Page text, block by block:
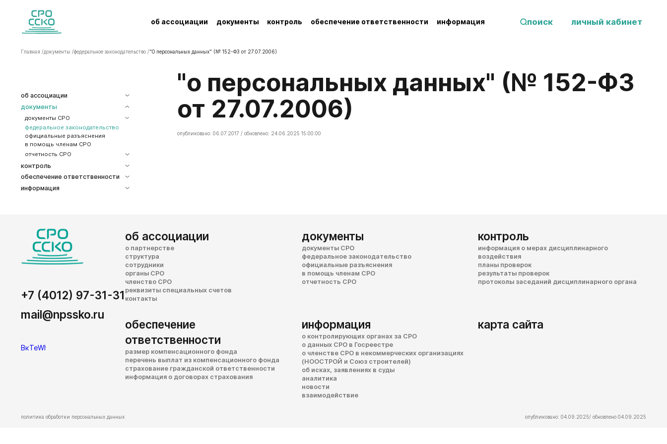
об ассоциации документы контроль обеспечение ответственности информация поиск личный кабинет
Главная /документы /федеральное законодательство /"О персональных данных" (№ 152-ФЗ от 27.07.2006)
об ассоциации
документы
документы СРО
федеральное законодательство
официальные разъяснения
в помощь членам СРО
отчетность СРО
контроль
обеспечение ответственности
информация
"О персональных данных" (№ 152-ФЗ
от 27.07.2006)
опубликовано: 06.07.2017 / обновлено: 24.06.2025 15:00:00
+7 (4012) 97-31-31
mail@npssko.ru
об ассоциации
о партнерстве
структура
сотрудники
органы СРО
членство СРО
реквизиты специальных счетов
контакты
документы
документы СРО
федеральное законодательство
официальные разъяснения
в помощь членам СРО
отчетность СРО
контроль
информация о мерах дисциплинарного
воздействия
планы проверок
результаты проверок
протоколы заседаний дисциплинарного органа
обеспечение
ответственности
размер компенсационного фонда
перечень выплат из компенсационного фонда
страхование гражданской ответственности
информация о договорах страхования
информация
о контролирующих органах за СРО
о данных СРО в Госреестре
о членстве СРО в некоммерческих организациях
(НООСТРОЙ и Союз строителей)
об исках, заявлениях в суды
аналитика
новости
взаимодействие
карта сайта
политика обработки персональных данных опубликовано: 04.09.2025/ обновлено 04.09.2025